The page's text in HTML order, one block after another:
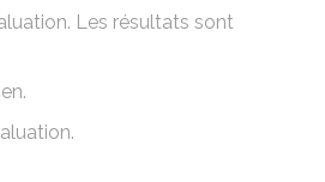
Les résultats sont